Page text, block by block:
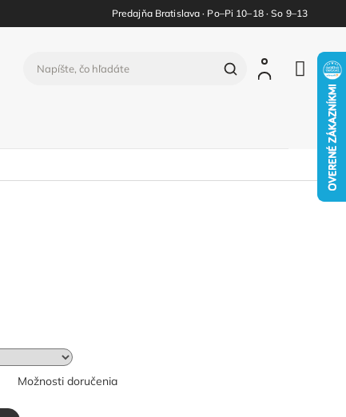
Predajňa Bratislava · Po–Pi 10–18 · So 9–13
Možnosti doručenia